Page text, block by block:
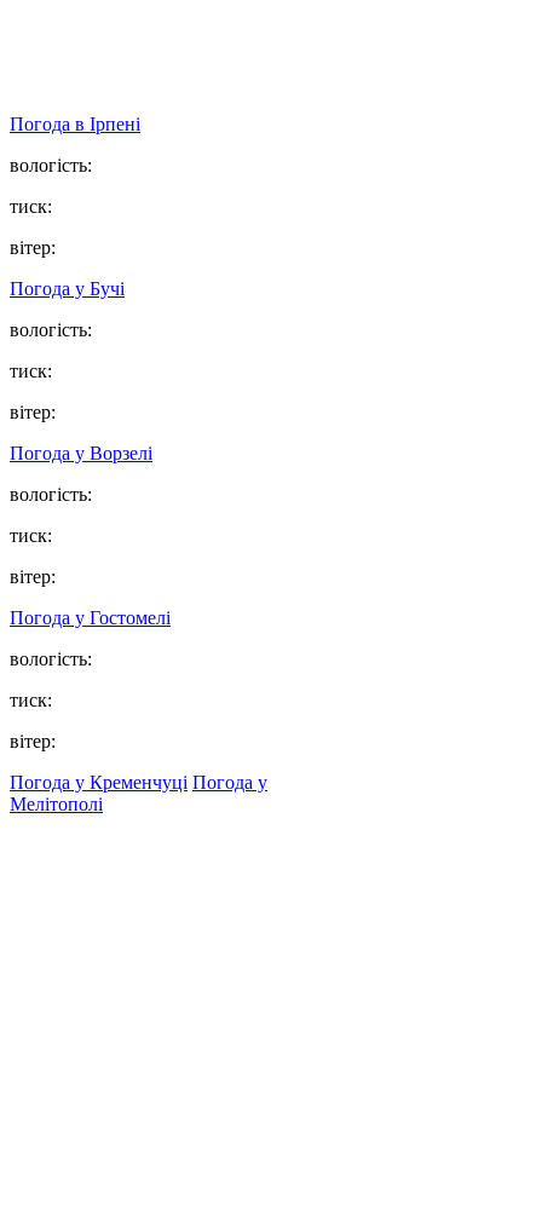
Погода в Ірпені
вологість:
тиск:
вітер:
Погода у Бучі
вологість:
тиск:
вітер:
Погода у Ворзелі
вологість:
тиск:
вітер:
Погода у Гостомелі
вологість:
тиск:
вітер:
Погода у Кременчуці Погода у
Мелітополі